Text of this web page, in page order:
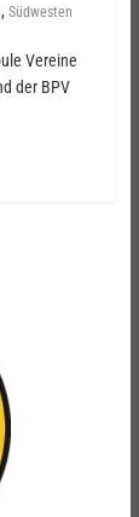
, Südwesten
Vereine
der BPV